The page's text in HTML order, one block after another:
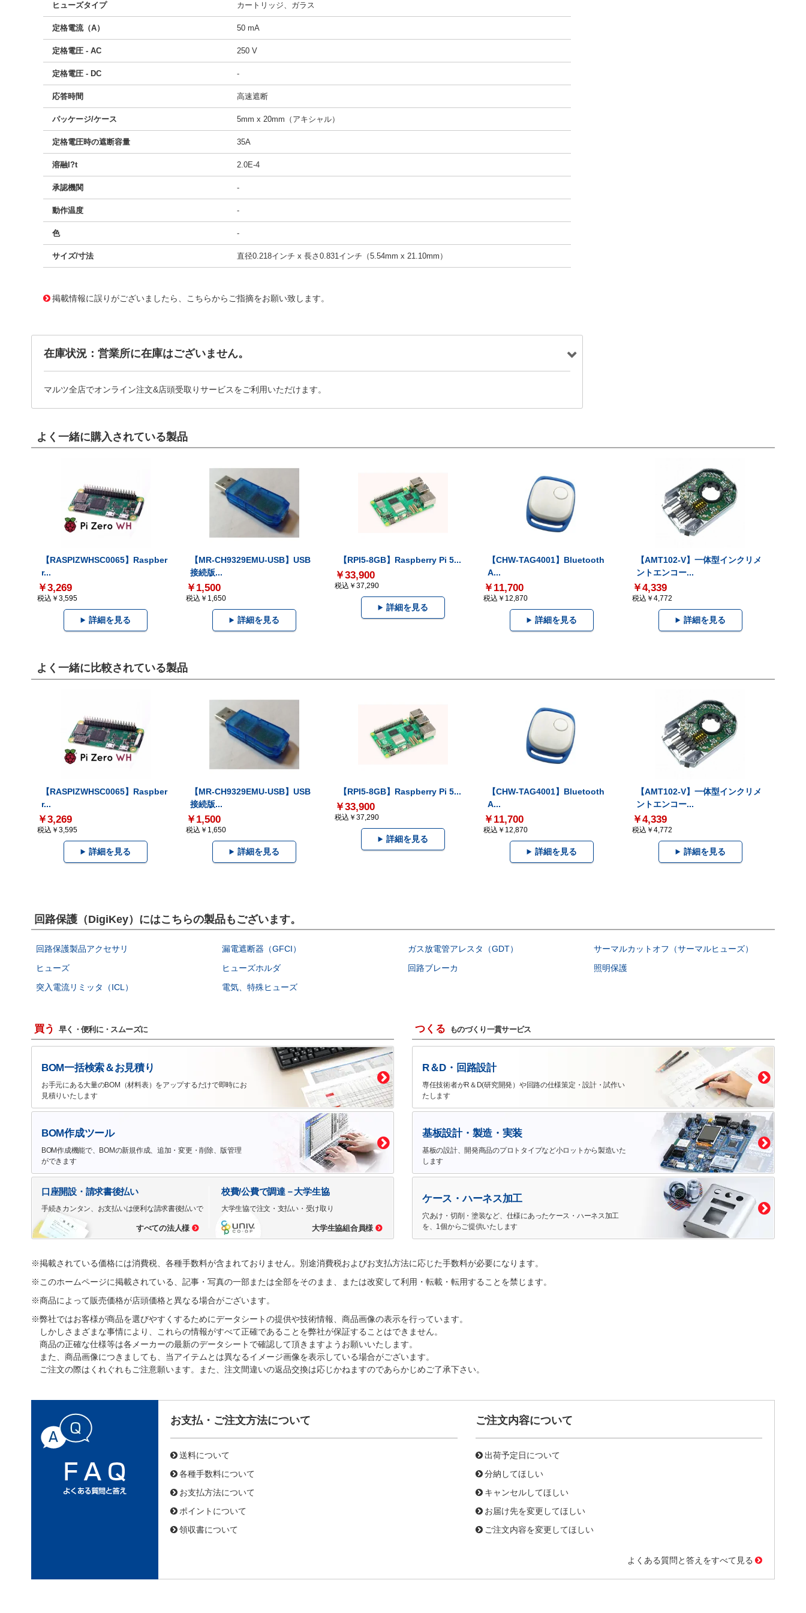
ヒューズタイプ カートリッジ、ガラス
定格電流（A） 50 mA
定格電圧 - AC 250 V
定格電圧 - DC -
応答時間 高速遮断
パッケージ/ケース 5mm x 20mm（アキシャル）
定格電圧時の遮断容量 35A
溶融I?t 2.0E-4
承認機関 -
動作温度 -
色 -
サイズ/寸法 直径0.218インチ x 長さ0.831インチ（5.54mm x 21.10mm）
掲載情報に誤りがございましたら、こちらからご指摘をお願い致します。
在庫状況：営業所に在庫はございません。
マルツ全店でオンライン注文&店頭受取りサービスをご利用いただけます。
よく一緒に購入されている製品
【RASPIZWHSC0065】Raspber
r...
￥3,269
税込￥3,595
詳細を見る
【MR-CH9329EMU-USB】USB
接続版...
￥1,500
税込￥1,650
詳細を見る
【RPI5-8GB】Raspberry Pi 5...
￥33,900
税込￥37,290
詳細を見る
【CHW-TAG4001】Bluetooth
A...
￥11,700
税込￥12,870
詳細を見る
【AMT102-V】一体型インクリメ
ントエンコー...
￥4,339
税込￥4,772
詳細を見る
よく一緒に比較されている製品
【RASPIZWHSC0065】Raspber
r...
￥3,269
税込￥3,595
詳細を見る
【MR-CH9329EMU-USB】USB
接続版...
￥1,500
税込￥1,650
詳細を見る
【RPI5-8GB】Raspberry Pi 5...
￥33,900
税込￥37,290
詳細を見る
【CHW-TAG4001】Bluetooth
A...
￥11,700
税込￥12,870
詳細を見る
【AMT102-V】一体型インクリメ
ントエンコー...
￥4,339
税込￥4,772
詳細を見る
回路保護（DigiKey）にはこちらの製品もございます。
回路保護製品アクセサリ 漏電遮断器（GFCI） ガス放電管アレスタ（GDT）
サーマルカットオフ（サーマルヒューズ）
ヒューズ
ヒューズホルダ 回路ブレーカ
照明保護
突入電流リミッタ（ICL）
電気、特殊ヒューズ
買う 早く・便利に・スムーズに
BOM一括検索＆お見積り
お手元にある大量のBOM（材料表）をアップするだけで即時にお
見積りいたします
BOM作成ツール
BOM作成機能で、BOMの新規作成、追加・変更・削除、版管理
ができます
口座開設・請求書後払い
手続きカンタン、お支払いは便利な請求書後払いで
すべての法人様
校費/公費で調達－大学生協
大学生協で注文・支払い・受け取り
大学生協組合員様
つくる ものづくり一貫サービス
R＆D・回路設計
専任技術者がR＆D(研究開発）や回路の仕様策定・設計・試作い
たします
基板設計・製造・実装
基板の設計、開発商品のプロトタイプなど小ロットから製造いた
します
ケース・ハーネス加工
穴あけ・切削・塗装など、仕様にあったケース・ハーネス加工
を、1個からご提供いたします
※掲載されている価格には消費税、各種手数料が含まれておりません。別途消費税およびお支払方法に応じた手数料が必要になります。
※このホームページに掲載されている、記事・写真の一部または全部をそのまま、または改変して利用・転載・転用することを禁じます。
※商品によって販売価格が店頭価格と異なる場合がございます。
※弊社ではお客様が商品を選びやすくするためにデータシートの提供や技術情報、商品画像の表示を行っています。
しかしさまざまな事情により、これらの情報がすべて正確であることを弊社が保証することはできません。
商品の正確な仕様等は各メーカーの最新のデータシートで確認して頂きますようお願いいたします。
また、商品画像につきましても、当アイテムとは異なるイメージ画像を表示している場合がございます。
ご注文の際はくれぐれもご注意願います。また、注文間違いの返品交換は応じかねますのであらかじめご了承下さい。
お支払・ご注文方法について
送料について
各種手数料について
お支払方法について
ポイントについて
領収書について
ご注文内容について
出荷予定日について
分納してほしい
キャンセルしてほしい
お届け先を変更してほしい
ご注文内容を変更してほしい
よくある質問と答えをすべて見る